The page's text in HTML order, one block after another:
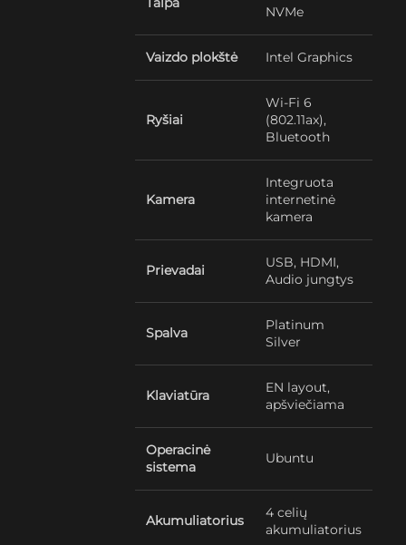
NVMe
Vaizdo plokštė Intel Graphics
Ryšiai
Wi-Fi 6
(802.11ax),
Bluetooth
Kamera
Integruota
internetinė
kamera
Prievadai
USB, HDMI,
Audio jungtys
Spalva
Platinum
Silver
Klaviatūra
EN layout,
apšviečiama
Operacinė
sistema
Ubuntu
Akumuliatorius
4 celių
akumuliatorius